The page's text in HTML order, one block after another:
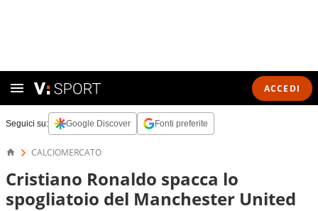
ACCEDI
Seguici su: Google Discover Fonti preferite
CALCIOMERCATO
Cristiano Ronaldo spacca lo
spogliatoio del Manchester United